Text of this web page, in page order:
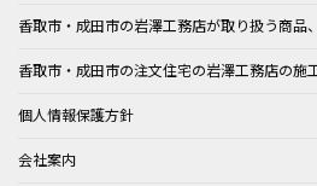
香取市・成田市の岩澤工務店が取り扱う商品
香取市・成田市の注文住宅の岩澤工務店の施
個人情報保護方針
会社案内